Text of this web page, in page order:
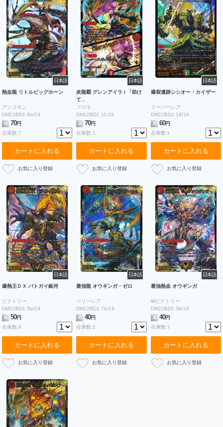
日本語
熱血龍 リトルビッグホーン
アンコモン
DM22BD1 8b/19
A
70円
在庫数:7
カートに入れる
日本語
炎龍覇 グレンアイラ / 「助け
て...
プロモ
DM22BD1 11/19
A
70円
在庫数:1
カートに入れる
日本語
爆裂遺跡シシオー・カイザー
スーパーレア
DM22BD1 18/19
A 60円
在庫数:1
カートに入れる
日本語
爆熱王ＤＸ バトガイ銀河
ビクトリー
DM22BD1 5b/19
A
50円
在庫数:4
カートに入れる
日本語
最強龍 オウギンガ・ゼロ
ベリーレア
DM22BD1 7b/19
A
40円
在庫数:2
カートに入れる
日本語
最強熱血 オウギンガ
Wビクトリー
DM22BD1 3b/19
A 40円
在庫数:7
カートに入れる